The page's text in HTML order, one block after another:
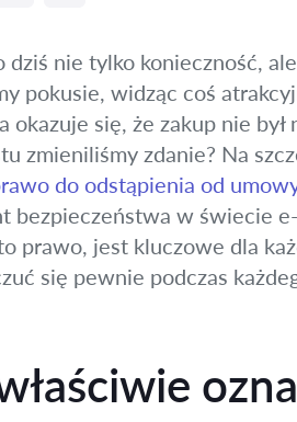
dziś nie tylko konieczność,
pokusie, widząc coś
okazuje się, że zakup nie
zmieniliśmy zdanie? Na
do odstąpienia od
bezpieczeństwa w świecie
prawo, jest kluczowe dla
się pewnie podczas